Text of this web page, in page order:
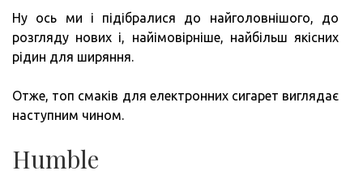
Ну ось ми і підібралися до найголовнішого, до
розгляду нових і, найімовірніше, найбільш якісних
рідин для ширяння.
Отже, топ смаків для електронних сигарет виглядає
наступним чином.
Humble